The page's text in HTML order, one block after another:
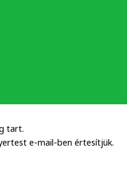
tart.
e-mail-ben értesítjük.